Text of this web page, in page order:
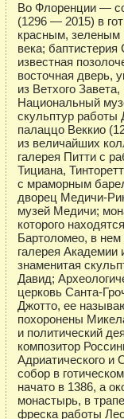
Во Флоренции —
(1296 — 2015) в
красным,
века;
известная
восточная дверь,
из Ветхого
Национальный
скульптур работы
палаццо Веккио
из величайших
галерея Питти с
Тициана,
с мраморным
дворец Медичи-
музей Медичи;
которого
Бартоломео, в
галерея Академии
знаменитая
Давид;
церковь Санта-
Джотто, ее
похоронены
и политический
композитор
Адриатического
собор в
начато в 1386, а
монастырь, в
фреска работы